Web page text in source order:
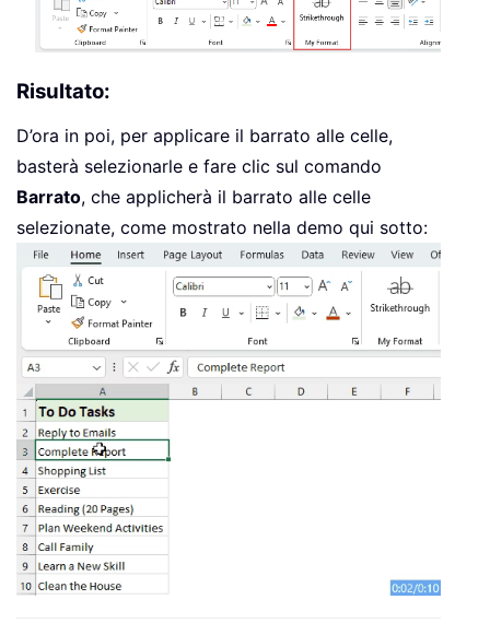
Risultato:
D’ora in poi, per applicare il barrato alle celle,
basterà selezionarle e fare clic sul comando
Barrato, che applicherà il barrato alle celle
selezionate, come mostrato nella demo qui sotto: